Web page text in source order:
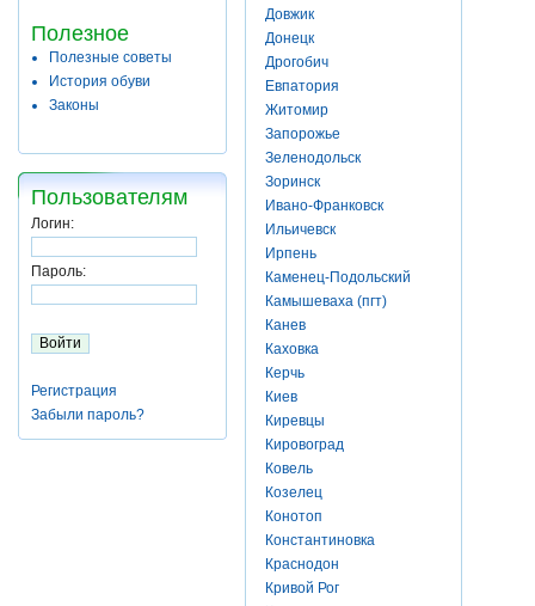
Полезное
Полезные советы
История обуви
Законы
Пользователям
Логин:
Пароль:
Регистрация
Забыли пароль?
Довжик
Донецк
Дрогобич
Евпатория
Житомир
Запорожье
Зеленодольск
Зоринск
Ивано-Франковск
Ильичевск
Ирпень
Каменец-Подольский
Камышеваха (пгт)
Канев
Каховка
Керчь
Киев
Киревцы
Кировоград
Ковель
Козелец
Конотоп
Константиновка
Краснодон
Кривой Рог